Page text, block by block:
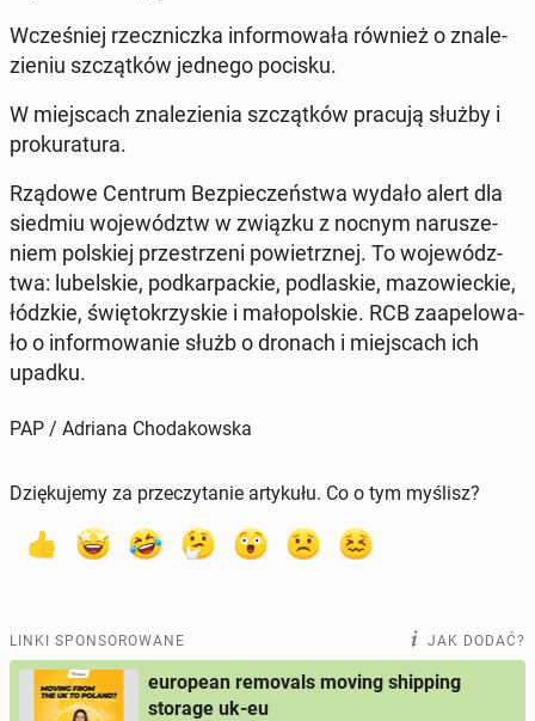
Wcze­śniej rzecz­nicz­ka in­for­mo­wa­ła również o zna­le­
zie­niu szcząt­ków jednego pocisku.
W miej­scach zna­le­zie­nia szcząt­ków pracują służby i
pro­ku­ra­tu­ra.
Rządowe Centrum Bez­pie­czeń­stwa wydało alert dla
siedmiu wo­je­wództw w związku z nocnym na­ru­sze­
niem pol­skiej prze­strze­ni po­wietrz­nej. To wo­je­wódz­
twa: lu­bel­skie, pod­kar­pac­kie, pod­la­skie, ma­zo­wiec­kie,
łódzkie, świę­to­krzy­skie i ma­ło­pol­skie. RCB za­ape­lo­wa­
ło o in­for­mo­wa­nie służb o dronach i miej­scach ich
upadku.
PAP / Adriana Chodakowska
Dziękujemy za przeczytanie artykułu. Co o tym myślisz?
LINKI SPONSOROWANE JAK DODAĆ?
european removals moving shipping
storage uk-eu